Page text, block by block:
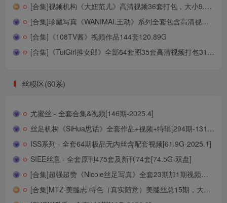
[合集]视频机构《大妞范儿》高清视频36套打包，大小9.92G
[合集]珍藏写真《WANIMAL王动》系列全套包含高清视频和套图，大小75.2G
[合集]《108TV酱》视频作品144套120.89G
[合集]《TuiGirl推女郎》全部84套图35套高清视频打包31.90G
丝模区(60系)
尤蜜丝 - 全套合集&视频[146期-2025.4]
丝足机构《SiHua思话》全套作品+视频+特辑[294期-131.3G]
ISS系列 - 全套64期极品无内丝含配套视频[61.9G-2025.1]
SIEE丝意 - 全套原刊475套及新刊74套[74.5G-双盘]
[合集]超强超赞《Nicole丝足写真》全套23期加1期视频，大小24.2G[新收录]
[合集]MTZ·美腿志 特色（真实随意）美腿丝总15期，大小874M[新收录]